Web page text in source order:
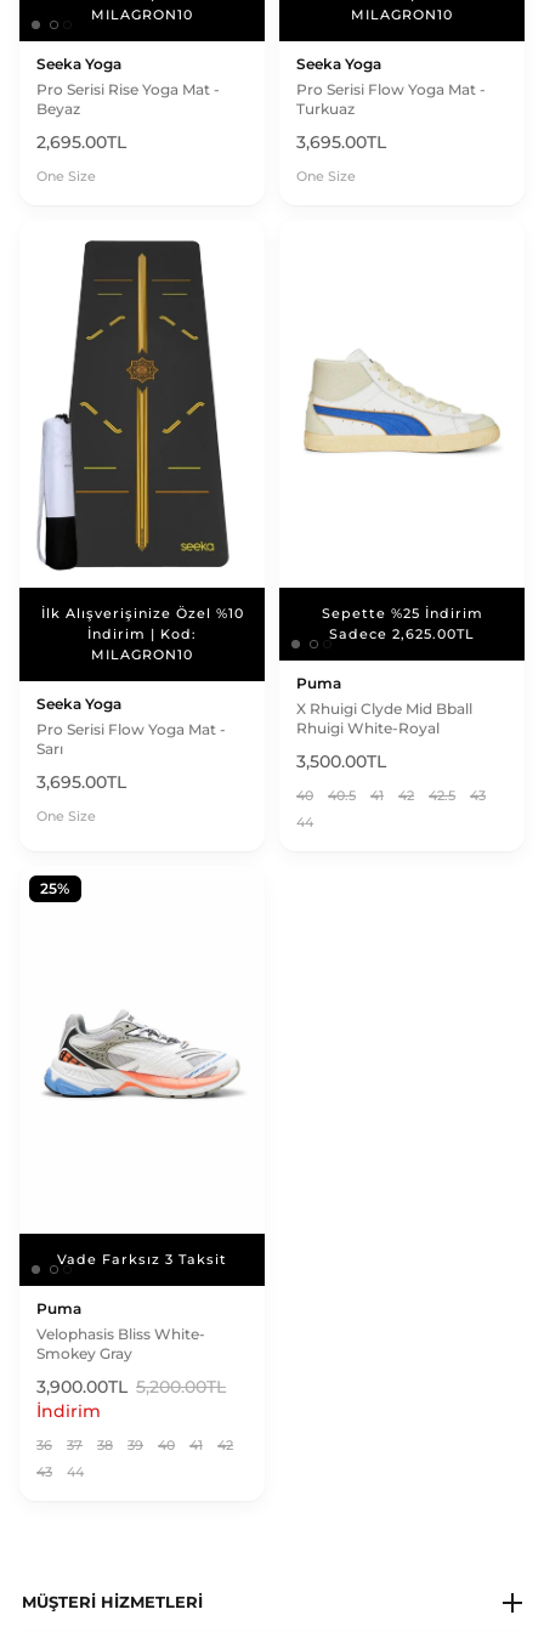
MILAGRON10
MILAGRON10
Seeka Yoga
Pro Serisi Rise Yoga Mat -
Beyaz
2,695.00TL
One Size
MILAGRON10
Seeka Yoga
Pro Serisi Flow Yoga Mat -
Turkuaz
3,695.00TL
One Size
İlk Alışverişinize Özel %10
İndirim | Kod:
MILAGRON10
Seeka Yoga
Pro Serisi Flow Yoga Mat -
Sarı
3,695.00TL
One Size
Sepette %25 İndirim
Sadece 2,625.00TL
Sepette %25 İndirim
Sadece 2,625.00TL
Puma
X Rhuigi Clyde Mid Bball
Rhuigi White-Royal
3,500.00TL
40 40.5 41 42 42.5
43
44
Vade Farksız 3 Taksit
Vade Farksız 3 Taksit
25%
Puma
Velophasis Bliss White-
Smokey Gray
3,900.00TL 5,200.00TL
İndirim
36 37 38 39 40 41
42
43
44
MÜŞTERI HIZMETLERI